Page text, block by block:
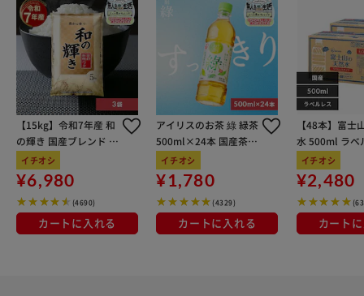
【15kg】令和7年産 和
の輝き 国産ブレンド 5
kg×3袋
イチオシ
¥6,980
(4690)
カートに入れる
アイリスのお茶 綠 緑茶
500ml×24本 国産茶葉
100％使用
イチオシ
¥1,780
(4329)
カートに入れる
【48本】富士
水 500ml ラベ
イチオシ
¥2,480
カート